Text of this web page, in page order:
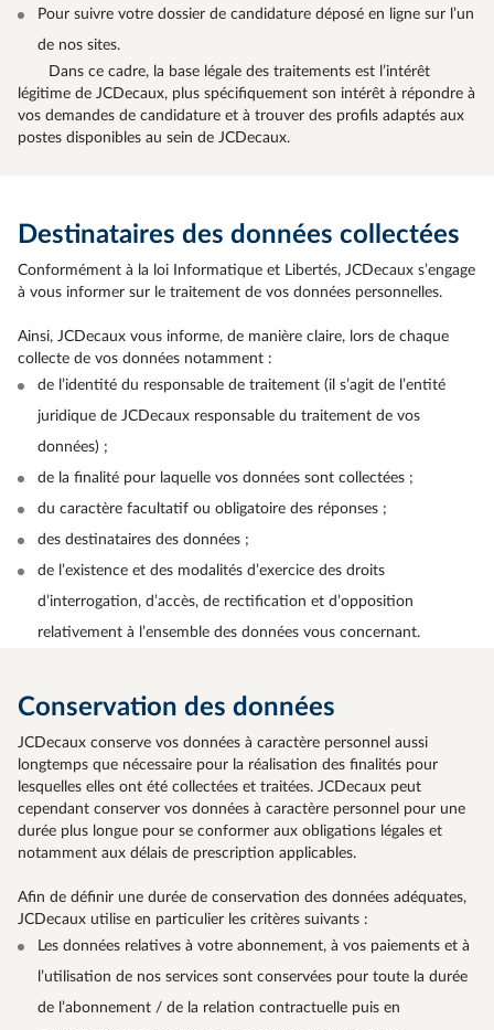
Pour suivre votre dossier de candidature déposé en ligne sur l’un
de nos sites.
Dans ce cadre, la base légale des traitements est l’intérêt
légitime de JCDecaux, plus spécifiquement son intérêt à répondre à
vos demandes de candidature et à trouver des profils adaptés aux
postes disponibles au sein de JCDecaux.
Destinataires des données collectées
Conformément à la loi Informatique et Libertés, JCDecaux s’engage
à vous informer sur le traitement de vos données personnelles.
Ainsi, JCDecaux vous informe, de manière claire, lors de chaque
collecte de vos données notamment :
de l’identité du responsable de traitement (il s’agit de l’entité
juridique de JCDecaux responsable du traitement de vos
données) ;
de la finalité pour laquelle vos données sont collectées ;
du caractère facultatif ou obligatoire des réponses ;
des destinataires des données ;
de l’existence et des modalités d’exercice des droits
d’interrogation, d’accès, de rectification et d’opposition
relativement à l’ensemble des données vous concernant.
Conservation des données
JCDecaux conserve vos données à caractère personnel aussi
longtemps que nécessaire pour la réalisation des finalités pour
lesquelles elles ont été collectées et traitées. JCDecaux peut
cependant conserver vos données à caractère personnel pour une
durée plus longue pour se conformer aux obligations légales et
notamment aux délais de prescription applicables.
Afin de définir une durée de conservation des données adéquates,
JCDecaux utilise en particulier les critères suivants :
Les données relatives à votre abonnement, à vos paiements et à
l’utilisation de nos services sont conservées pour toute la durée
de l’abonnement / de la relation contractuelle puis en